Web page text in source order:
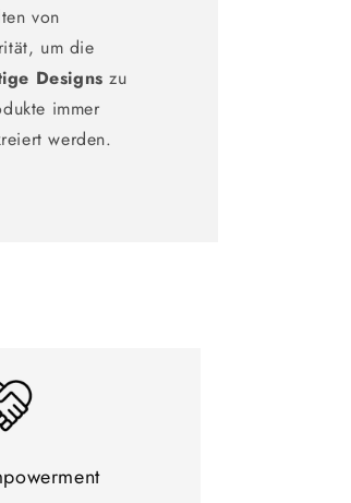
von
um die
Designs zu
immer
werden.